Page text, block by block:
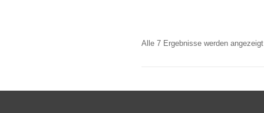
Alle 7 Ergebnisse werden angezeigt